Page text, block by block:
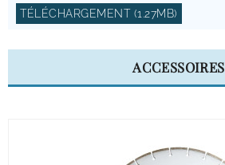
TÉLÉCHARGEMENT (1.27MB)
ACCESSOIRES